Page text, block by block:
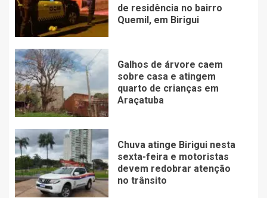
de residência no bairro
Quemil, em Birigui
Galhos de árvore caem
sobre casa e atingem
quarto de crianças em
Araçatuba
Chuva atinge Birigui nesta
sexta-feira e motoristas
devem redobrar atenção
no trânsito